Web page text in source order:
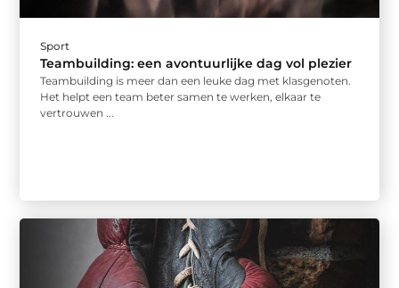
Sport
Teambuilding: een avontuurlijke dag vol plezier
Teambuilding is meer dan een leuke dag met klasgenoten.
Het helpt een team beter samen te werken, elkaar te
vertrouwen ...